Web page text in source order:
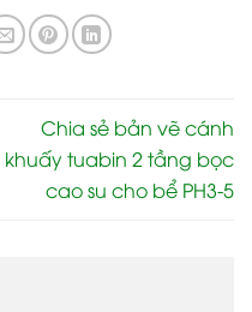
Chia sẻ bản vẽ cánh
khuấy tuabin 2 tầng bọc
cao su cho bể PH3-5